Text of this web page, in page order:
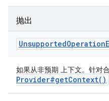
抛出
UnsupportedOperation
如果从非预期 上下文。针对
Provider#getContext( )